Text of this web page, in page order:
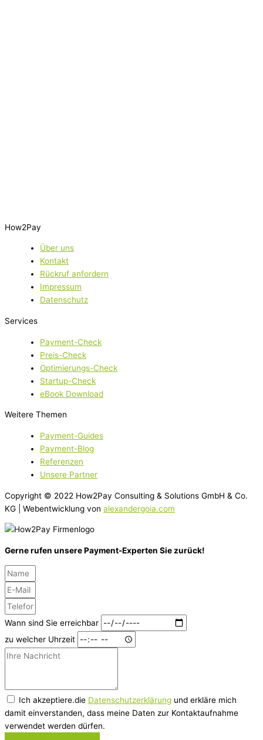
How2Pay
Über uns
Kontakt
Rückruf anfordern
Impressum
Datenschutz
Services
Payment-Check
Preis-Check
Optimierungs-Check
Startup-Check
eBook Download
Weitere Themen
Payment-Guides
Payment-Blog
Referenzen
Unsere Partner
Copyright © 2022 How2Pay Consulting & Solutions GmbH & Co.
KG | Webentwicklung von alexandergoia.com
Gerne rufen unsere Payment-Experten Sie zurück!
Wann sind Sie erreichbar
zu welcher Uhrzeit
Ich akzeptiere.die Datenschutzerklärung und erkläre mich
damit einverstanden, dass meine Daten zur Kontaktaufnahme
verwendet werden dürfen.